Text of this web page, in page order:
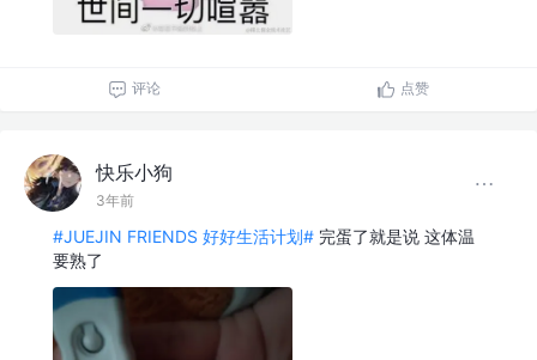
评论 点赞
快乐小狗
3年前
#JUEJIN FRIENDS 好好生活计划# 完蛋了就是说 这体温
要熟了